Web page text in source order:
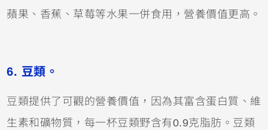
蘋果、香蕉、草莓等水果一併食用，營養價值更高。
6. 豆類。
豆類提供了可觀的營養價值，因為其富含蛋白質、維
生素和礦物質，每一杯豆類野含有0.9克脂肪。豆類